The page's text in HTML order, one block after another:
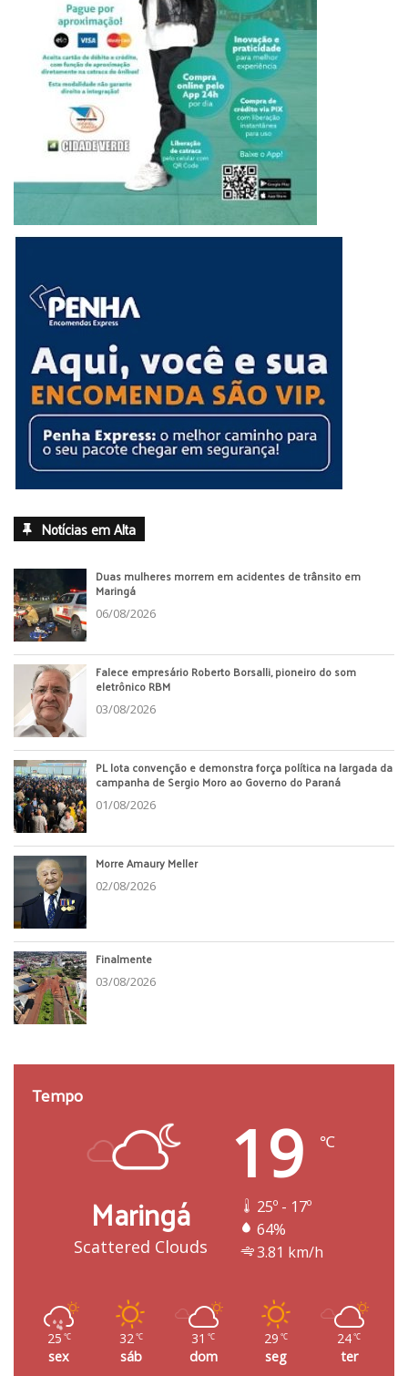
Notícias em Alta
Duas mulheres morrem em acidentes de trânsito em
Maringá
06/08/2026
Falece empresário Roberto Borsalli, pioneiro do som
eletrônico RBM
03/08/2026
PL lota convenção e demonstra força política na largada da
campanha de Sergio Moro ao Governo do Paraná
01/08/2026
Morre Amaury Meller
02/08/2026
Finalmente
03/08/2026
Tempo
Maringá
Scattered Clouds
19 ℃
25º - 17º
64%
3.81 km/h
25 ℃
sex
32 ℃
sáb
31 ℃
dom
29 ℃
seg
24℃
ter